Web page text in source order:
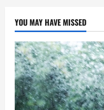
YOU MAY HAVE MISSED